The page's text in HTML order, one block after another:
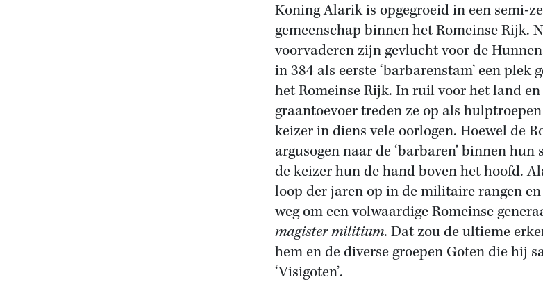
Koning Alarik is opgegroeid in een semi-
gemeenschap binnen het Romeinse Rijk.
voorvaderen zijn gevlucht voor de
in 384 als eerste ‘barbarenstam’ een plek
het Romeinse Rijk. In ruil voor het land en
graantoevoer treden ze op als
keizer in diens vele oorlogen. Hoewel de
argusogen naar de ‘barbaren’ binnen
de keizer hun de hand boven het hoofd.
loop der jaren op in de militaire rangen
weg om een volwaardige Romeinse
magister militium. Dat zou de ultieme
hem en de diverse groepen Goten die hij
‘Visigoten’.